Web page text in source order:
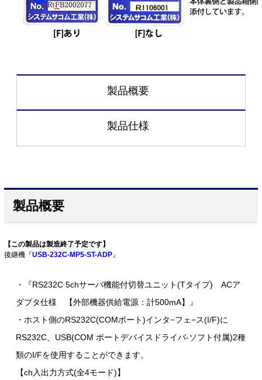
製品概要
製品仕様
製品概要
【この製品は製造終了予定です】
後継機『USB-232C-MP5-ST-ADP』
・『RS232C 5chサーバ機能付切替ユニット(Tタイプ) ACア
ダプタ仕様 【外部機器供給電源：計500mA】』
・ホスト側のRS232C(COMポート)インタ−フェ−ス(I/F)に
RS232C、USB(COM ポートデバイスドライバ-ソフト付属)2種
類のI/Fを使用することができます。
【ch入出力方式(全4モード)】